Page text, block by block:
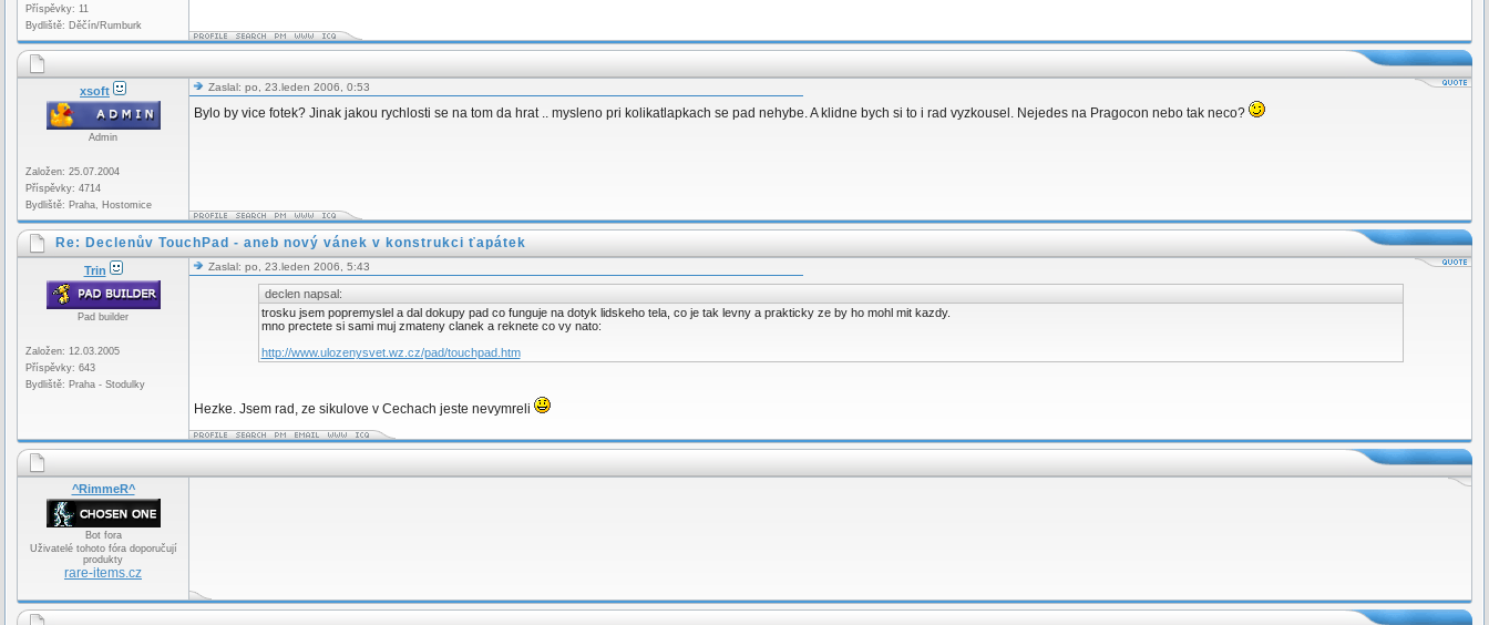
Příspěvky: 11
Bydliště: Děčín/Rumburk
xsoft
Admin
Založen: 25.07.2004
Příspěvky: 4714
Bydliště: Praha, Hostomice
Zaslal: po, 23.leden 2006, 0:53
Bylo by vice fotek? Jinak jakou rychlosti se na tom da hrat .. mysleno pri kolikatlapkach se pad nehybe. A klidne bych si to i rad vyzkousel. Nejedes na Pragocon nebo tak neco?
Re: Declenův TouchPad - aneb nový vánek v konstrukci ťapátek
Trin
Pad builder
Založen: 12.03.2005
Příspěvky: 643
Bydliště: Praha - Stodulky
Zaslal: po, 23.leden 2006, 5:43
declen napsal:
trosku jsem popremyslel a dal dokupy pad co funguje na dotyk lidskeho tela, co je tak levny a prakticky ze by ho mohl mit kazdy.
mno prectete si sami muj zmateny clanek a reknete co vy nato:
http://www.ulozenysvet.wz.cz/pad/touchpad.htm
Hezke. Jsem rad, ze sikulove v Cechach jeste nevymreli
^RimmeR^
Bot fora
Uživatelé tohoto fóra doporučují
produkty
rare-items.cz